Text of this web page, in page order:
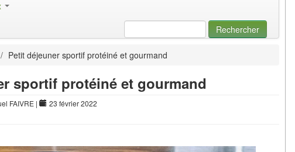
Rechercher
/ Petit déjeuner sportif protéiné et gourmand
sportif protéiné et gourmand
FAIVRE | 23 février 2022